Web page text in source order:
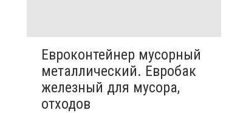
Евроконтейнер мусорный
металлический. Евробак
железный для мусора,
отходов